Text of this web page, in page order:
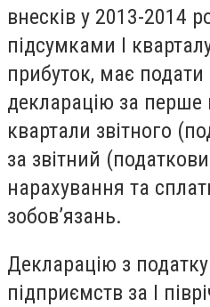
внесків у 2013-2014
підсумками I
прибуток, має подати
декларацію за перше
квартали звітного
за звітний
нарахування та
зобов’язань.
Декларацію з
підприємств за І